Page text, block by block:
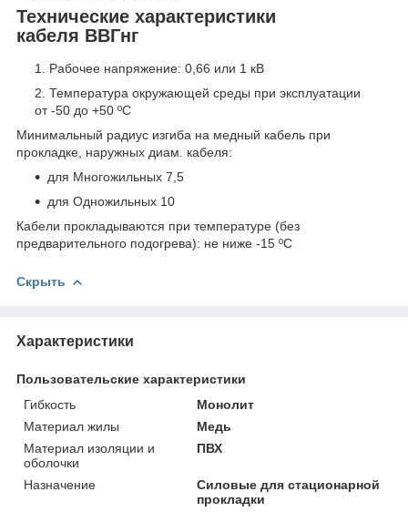
Технические характеристики
кабеля ВВГнг
Рабочее напряжение: 0,66 или 1 кВ
Температура окружающей среды при эксплуатации
от -50 до +50 ºС
Минимальный радиус изгиба на медный кабель при
прокладке, наружных диам. кабеля:
для Многожильных 7,5
для Одножильных 10
Кабели прокладываются при температуре (без
предварительного подогрева): не ниже -15 ºС
Скрыть
Характеристики
Пользовательские характеристики
Гибкость
Монолит
Материал жилы
Медь
Материал изоляции и
оболочки
ПВХ
Назначение
Силовые для стационарной
прокладки